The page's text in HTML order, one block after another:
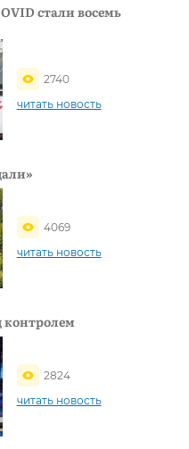
стали восемь
2740
читать новость
4069
читать новость
контролем
2824
читать новость